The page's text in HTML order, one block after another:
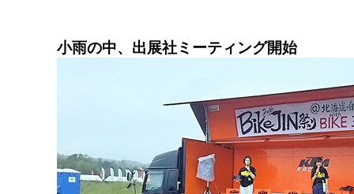
小雨の中、出展社ミーティング開始